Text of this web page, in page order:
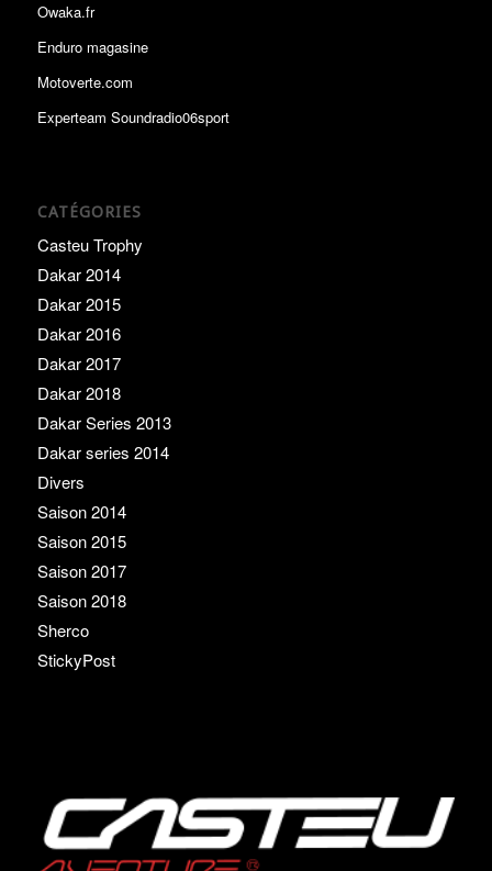
Owaka.fr
Enduro magasine
Motoverte.com
Experteam Soundradio06sport
CATÉGORIES
Casteu Trophy
Dakar 2014
Dakar 2015
Dakar 2016
Dakar 2017
Dakar 2018
Dakar Series 2013
Dakar series 2014
Divers
Saison 2014
Saison 2015
Saison 2017
Saison 2018
Sherco
StickyPost